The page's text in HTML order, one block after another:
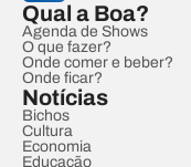
Qual a Boa?
Agenda de Shows
O que fazer?
Onde comer e beber?
Onde ficar?
Notícias
Bichos
Cultura
Economia
Educação